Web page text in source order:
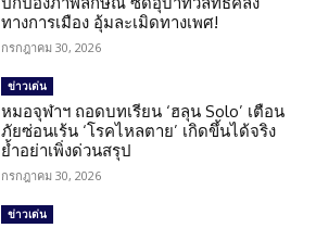
ทางการเมือง อุ้มละเมิดทางเพศ!
กรกฎาคม 30, 2026
ข่าวเด่น
หมอจุฬาฯ ถอดบทเรียน ‘ฮลุน Solo’ เตือน
ภัยซ่อนเร้น ‘โรคไหลตาย’ เกิดขึ้นได้จริง
ย้ำอย่าเพิ่งด่วนสรุป
กรกฎาคม 30, 2026
ข่าวเด่น